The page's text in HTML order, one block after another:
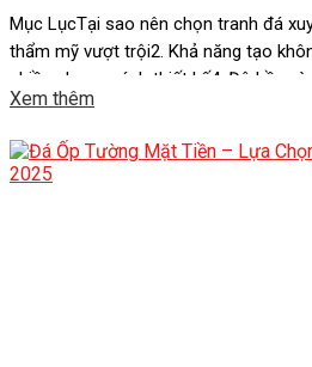
Mục LụcTại sao nên chọn tranh đá
thẩm mỹ vượt trội2. Khả năng tạo
nhiều phong cách thiết kế4. Độ bền
xuyên sáng ốp tườngĐá xuyên sáng
Xem thêm